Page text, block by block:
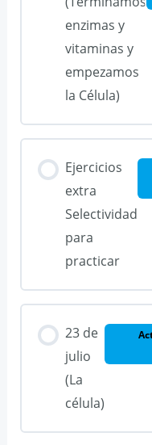
enzimas y
vitaminas y
empezamos
la Célula)
Ejercicios
extra
Selectividad
para
practicar
23 de
julio
(La
célula)